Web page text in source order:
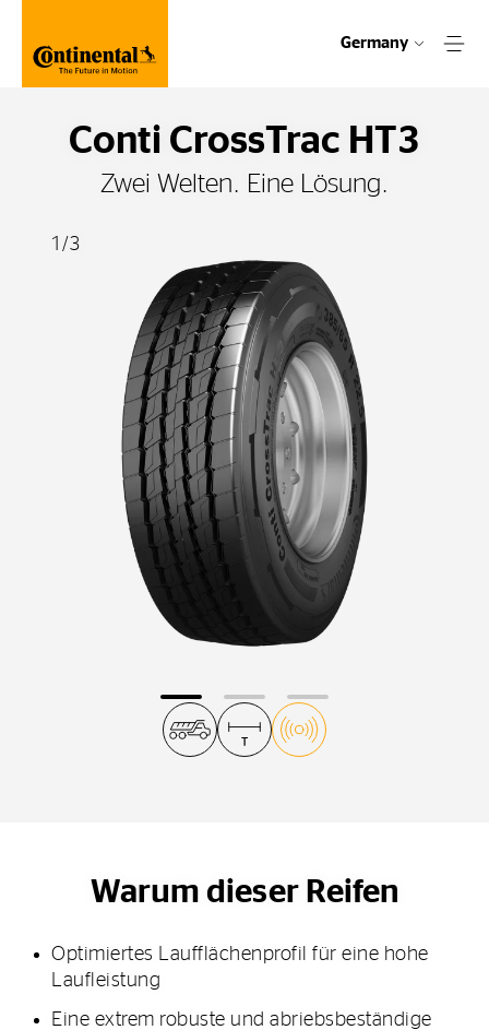
Germany
Conti CrossTrac HT3
Zwei Welten. Eine Lösung.
1/3
Warum dieser Reifen
Optimiertes Laufflächenprofil für eine hohe
Laufleistung
Eine extrem robuste und abriebsbeständige